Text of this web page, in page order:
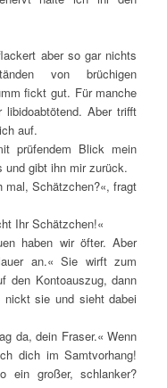
aber so gar nichts
von brüchigen
fickt gut. Für manche
Aber trifft
auf.
prüfendem Blick mein
gibt ihn mir zurück.
mal, Schätzchen?«, fragt
Ihr Schätzchen!«
haben wir öfter. Aber
an.« Sie wirft zum
den Kontoauszug, dann
sie und sieht dabei
da, dein Fraser.« Wenn
dich im Samtvorhang!
großer, schlanker?